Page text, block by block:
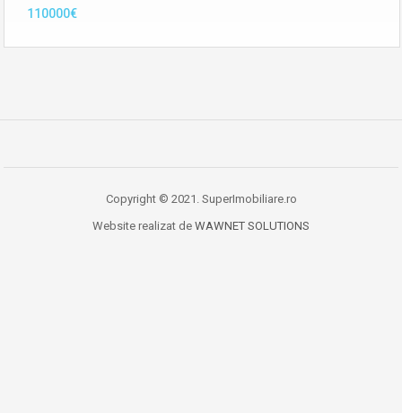
110000€
Copyright © 2021. SuperImobiliare.ro
Website realizat de WAWNET SOLUTIONS